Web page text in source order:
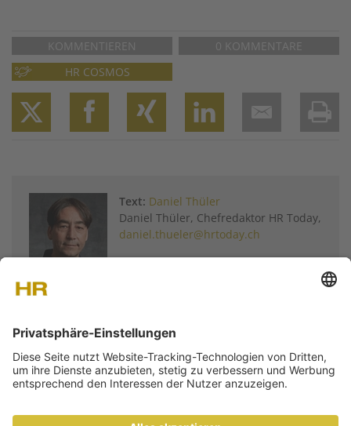
KOMMENTIEREN
0 KOMMENTARE
HR COSMOS
Text: Daniel Thüler
Daniel Thüler, Chefredaktor HR Today,
daniel.thueler@hrtoday.ch